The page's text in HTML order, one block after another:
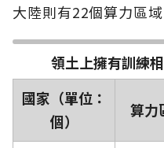
大陸則有22個算力區
國家（單位：
個）
算力
領土上擁有訓練